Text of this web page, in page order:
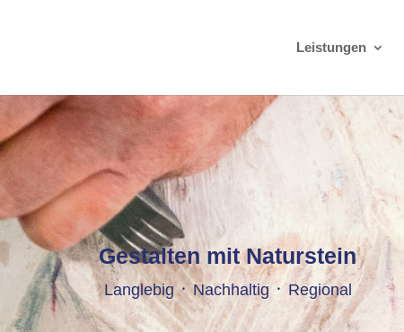
Leistungen
Gestalten mit Naturstein
Langlebig ᛫ Nachhaltig ᛫ Regional